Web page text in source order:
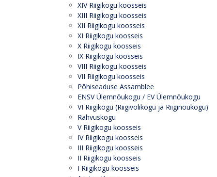
XIV Riigikogu koosseis
XIII Riigikogu koosseis
XII Riigikogu koosseis
XI Riigikogu koosseis
X Riigikogu koosseis
IX Riigikogu koosseis
VIII Riigikogu koosseis
VII Riigikogu koosseis
Põhiseaduse Assamblee
ENSV Ülemnõukogu / EV Ülemnõukogu
VI Riigikogu (Riigivolikogu ja Riiginõukogu)
Rahvuskogu
V Riigikogu koosseis
IV Riigikogu koosseis
III Riigikogu koosseis
II Riigikogu koosseis
I Riigikogu koosseis